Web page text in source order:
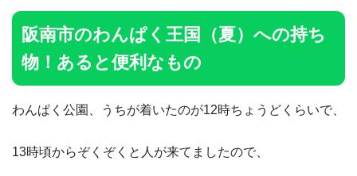
阪南市のわんぱく王国（夏）への持ち
物！あると便利なもの
わんぱく公園、うちが着いたのが12時ちょうどくらいで、
13時頃からぞくぞくと人が来てましたので、